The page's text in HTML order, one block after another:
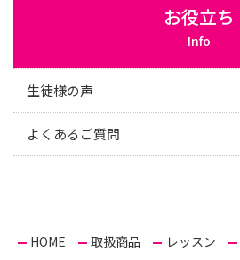
お役立ち
Info
生徒様の声
よくあるご質問
HOME 取扱商品 レッスン